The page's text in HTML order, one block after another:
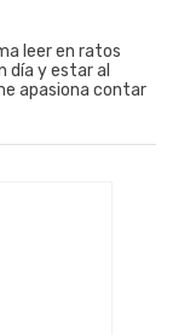
leer en ratos
día y estar al
apasiona contar